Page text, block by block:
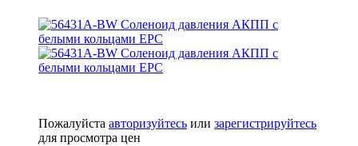
Пожалуйста авторизуйтесь или зарегистрируйтесь
для просмотра цен